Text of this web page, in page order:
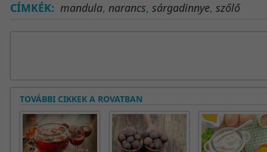
CÍMKÉK: mandula, narancs, sárgadinnye, szőlő
TOVÁBBI CIKKEK A ROVATBAN